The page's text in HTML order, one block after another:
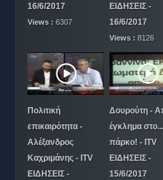
16/6/2017
Views : 6307
ΕΙΔΗΣΕΙΣ -
16/6/2017
Views :8126
Πολιτική
επικαιρότητα -
Αλέξανδρος
Καχριμάνης - ITV
ΕΙΔΗΣΕΙΣ -
Δουρούτη -
έγκλημα στο...
πάρκο! - ITV
ΕΙΔΗΣΕΙΣ -
15/6/2017